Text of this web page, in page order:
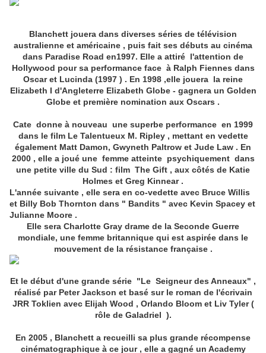
Blanchett jouera dans diverses séries de télévision
australienne et américaine , puis fait ses débuts au cinéma
dans Paradise Road en1997. Elle a attiré l'attention de
Hollywood pour sa performance face à Ralph Fiennes dans
Oscar et Lucinda (1997 ) . En 1998 ,elle jouera la reine
Elizabeth I d'Angleterre Elizabeth Globe - gagnera un Golden
Globe et première nomination aux Oscars .
Cate donne à nouveau une superbe performance en 1999
dans le film Le Talentueux M. Ripley , mettant en vedette
également Matt Damon, Gwyneth Paltrow et Jude Law . En
2000 , elle a joué une femme atteinte psychiquement dans
une petite ville du Sud : film The Gift , aux côtés de Katie
Holmes et Greg Kinnear .
L'année suivante , elle sera en co-vedette avec Bruce Willis
et Billy Bob Thornton dans " Bandits " avec Kevin Spacey et
Julianne Moore .
Elle sera Charlotte Gray drame de la Seconde Guerre
mondiale, une femme britannique qui est aspirée dans le
mouvement de la résistance française .
Et le début d'une grande série "Le Seigneur des Anneaux" ,
réalisé par Peter Jackson et basé sur le roman de l'écrivain
JRR Toklien avec Elijah Wood , Orlando Bloom et Liv Tyler (
rôle de Galadriel ).
En 2005 , Blanchett a recueilli sa plus grande récompense
cinématographique à ce jour , elle a gagné un Academy